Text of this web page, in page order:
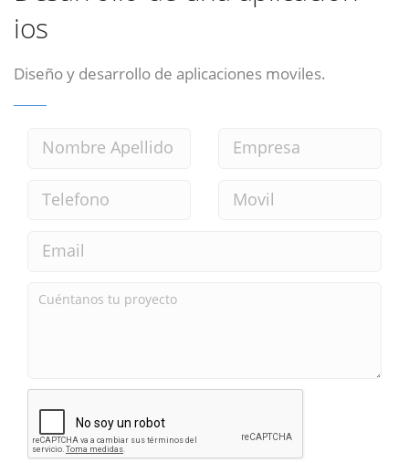
ios
Diseño y desarrollo de aplicaciones moviles.